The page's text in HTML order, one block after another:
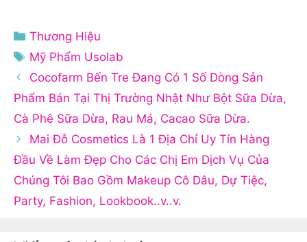
Danh
mục
Thương Hiệu
Thẻ
Mỹ Phẩm Usolab
Cocofarm Bến Tre Đang Có 1 Số Dòng Sản
Phẩm Bán Tại Thị Trường Nhật Như Bột Sữa Dừa,
Cà Phê Sữa Dừa, Rau Má, Cacao Sữa Dừa.
Mai Đỗ Cosmetics Là 1 Địa Chỉ Uy Tín Hàng
Đầu Về Làm Đẹp Cho Các Chị Em Dịch Vụ Của
Chúng Tôi Bao Gồm Makeup Cô Dâu, Dự Tiệc,
Party, Fashion, Lookbook..v..v.